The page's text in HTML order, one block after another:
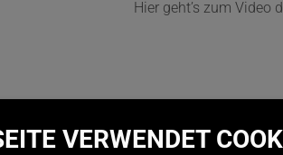
Hier geht’s zum Video
GRÖSSE 1800 m2
VERWENDET